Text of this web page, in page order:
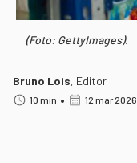
(Foto: GettyImages).
Bruno Lois, Editor
10 min • 12 mar 2026